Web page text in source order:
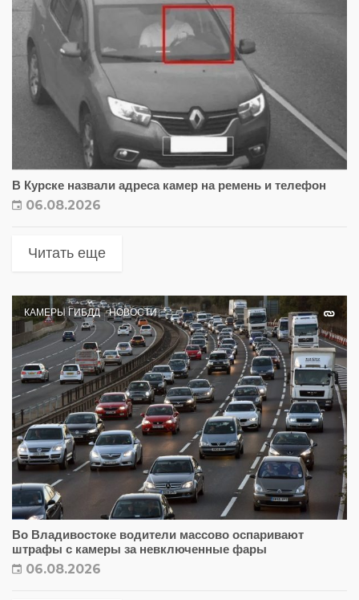
В Курске назвали адреса камер на ремень и телефон
06.08.2026
Читать еще
КАМЕРЫ ГИБДД НОВОСТИ
Во Владивостоке водители массово оспаривают
штрафы с камеры за невключенные фары
06.08.2026